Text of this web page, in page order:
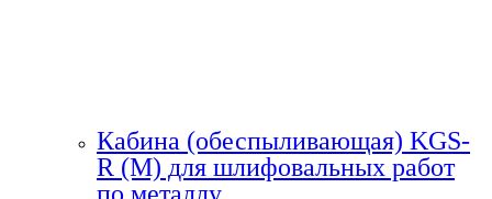
Кабина (обеспыливающая) KGS-
R (M) для шлифовальных работ